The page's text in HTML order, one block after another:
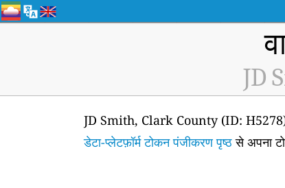
JD
JD Smith, Clark County (ID: H5278)
डेटा-प्लेटफ़ॉर्म टोकन पंजीकरण पृष्ठसे अपना